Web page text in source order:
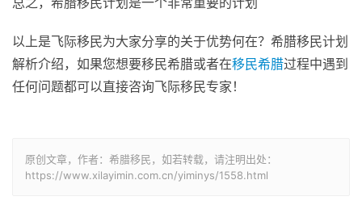
以上是飞际移民为大家分享的关于优势何在？希腊移民计划
解析介绍，如果您想要移民希腊或者在移民希腊过程中遇到
任何问题都可以直接咨询飞际移民专家！
原创文章，作者：希腊移民，如若转载，请注明出处：
https://www.xilayimin.com.cn/yiminys/1558.html